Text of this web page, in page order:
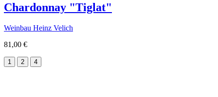
Chardonnay "Tiglat"
Weinbau Heinz Velich
81,00 €
1 2 4